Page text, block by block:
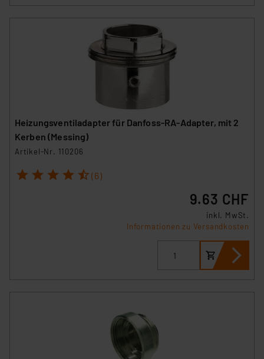
Heizungsventiladapter für Danfoss-RA-Adapter, mit 2
Kerben (Messing)
Artikel-Nr. 110206
1 2 3 4 5 (6)
9.63 CHF
inkl. MwSt.
Informationen zu Versandkosten